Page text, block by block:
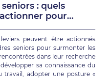
: quels
pour
peuvent être actionnés
seniors pour surmonter les
dans leur recherche
sa connaissance du
travail, adopter une posture «